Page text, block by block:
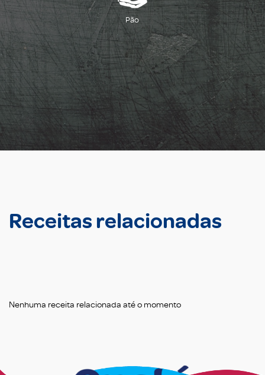
Pão
Receitas relacionadas
Nenhuma receita relacionada até o momento